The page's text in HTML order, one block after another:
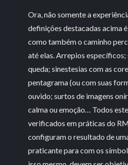
Ora, não somente a
definições destacadas acima
como também o caminho
até elas. Arrepios específicos;
queda; sinestesias com as
pentagrama (ou com suas
ouvido; surtos de imagens
calma ou emoção… Todos
verificados em práticas do
configuram o resultado de
praticante para com os